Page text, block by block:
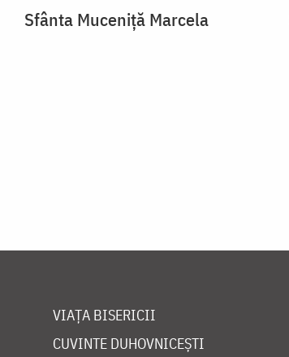
Sfânta Muceniță Marcela
VIAȚA BISERICII
CUVINTE DUHOVNICEȘTI